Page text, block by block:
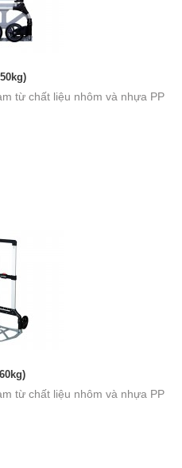
từ chất liệu nhôm và nhựa PP
từ chất liệu nhôm và nhựa PP